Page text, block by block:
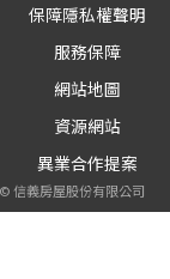
保障隱私權聲明
服務保障
網站地圖
資源網站
異業合作提案
©信義房屋股份有限公司